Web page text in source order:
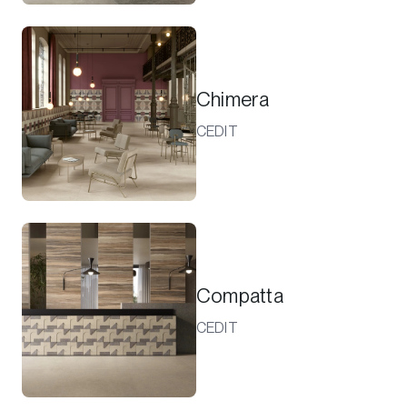
Chimera
CEDIT
Compatta
CEDIT